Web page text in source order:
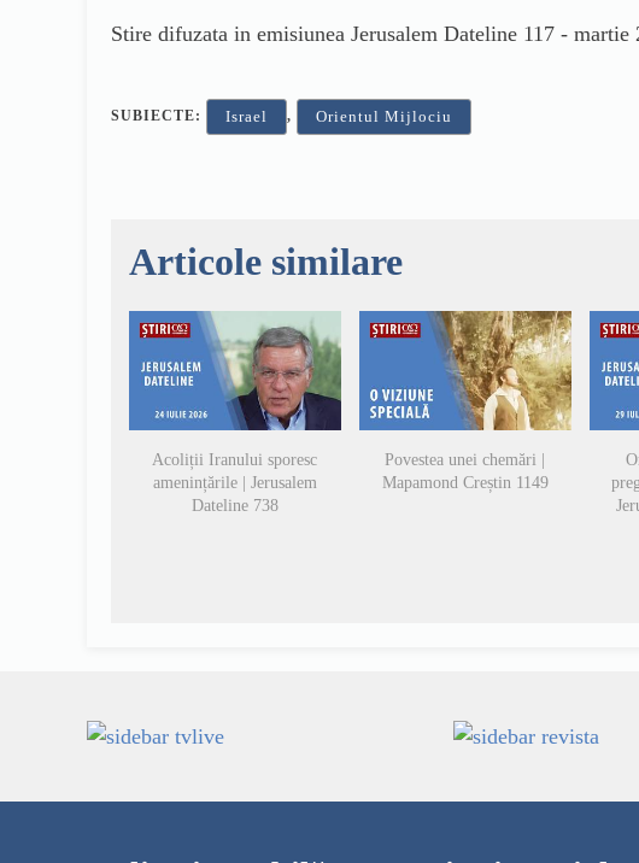
Stire difuzata in emisiunea Jerusalem Dateline 117 -
SUBIECTE: Israel , Orientul Mijlociu
Articole similare
Acoliții Iranului sporesc
amenințările | Jerusalem
Dateline 738
Povestea unei chemări |
Mapamond Creștin 1149